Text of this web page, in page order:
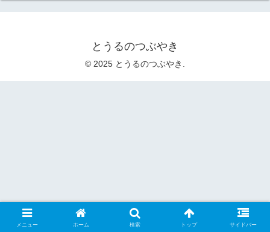
とうるのつぶやき
© 2025 とうるのつぶやき.
メニュー ホーム 検索 トップ サイドバー